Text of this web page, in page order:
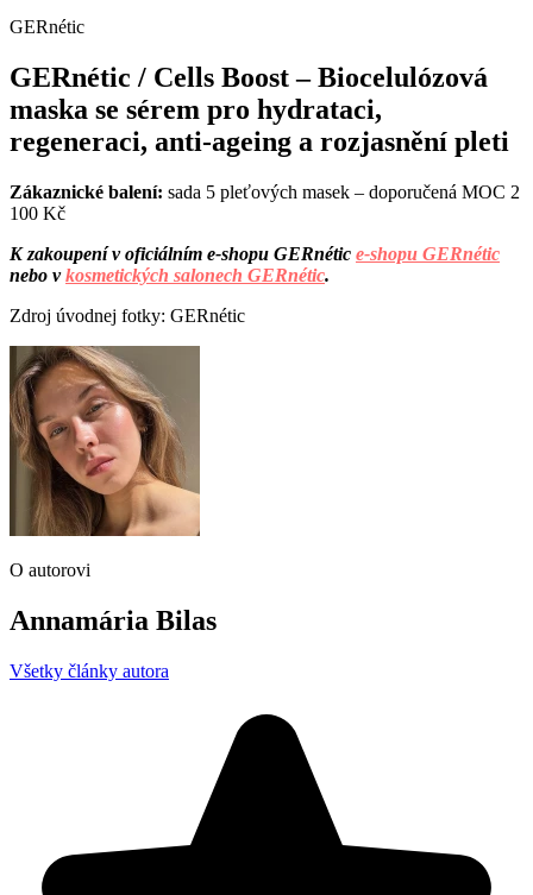
GERnétic
GERnétic / Cells Boost – Biocelulózová
maska se sérem pro hydrataci,
regeneraci, anti-ageing a rozjasnění pleti
Zákaznické balení: sada 5 pleťových masek – doporučená MOC 2
100 Kč
K zakoupení v oficiálním e-shopu GERnétic e-shopu GERnétic
nebo vkosmetických salonech GERnétic.
Zdroj úvodnej fotky: GERnétic
O autorovi
Annamária Bilas
Všetky články autora